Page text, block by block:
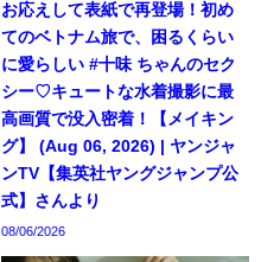
お応えして表紙で再登場！初め
てのベトナム旅で、困るくらい
に愛らしい #十味 ちゃんのセク
シー♡キュートな水着撮影に最
高画質で没入密着！【メイキン
グ】 (Aug 06, 2026) | ヤンジャ
ンTV【集英社ヤングジャンプ公
式】さんより
08/06/2026